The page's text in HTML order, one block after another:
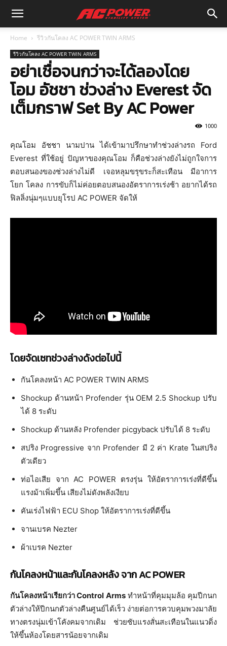
Home รีวิวกันโคลง AC POWER TWIN ARMS
รีวิวกันโคลง AC POWER TWIN ARMS
อย่าเชื่อจนกว่าจะได้ลองโดย
โอม อัชชา ช่วงล่าง Everest จัด
เต็มกราฟ Set By AC Power
1000
คุณโอม อัชชา นามปาน ได้เข้ามาปรึกษาทำช่วงล่างรถ Ford
Everest ที่ใช้อยู่ ปัญหาของคุณโอม ก็คือช่วงล่างยังไม่ถูกใจการ
ตอบสนองของช่วงล่างไม่ดี เจอหลุมขรุขระก็สะเทือน มีอาการ
โยก โคลง การขับก็ไม่ค่อยตอบสนองอัตราการเร่งช้า อยากได้รถ
ฟิลลิ่งนุ่มๆแบบยุโรป AC POWER จัดให้
โดยจัดเซทช่วงล่างดังต่อไปนี้
กันโคลงหน้า AC POWER TWIN ARMS
Shockup ด้านหน้า Profender รุ่น OEM 2.5 Shockup ปรับ
ได้ 8 ระดับ
Shockup ด้านหลัง Profender picgyback ปรับได้ 8 ระดับ
สปริง Progressive จาก Profender มี 2 ค่า Krate ในสปริง
ตัวเดียว
ท่อไอเสีย จาก AC POWER ตรงรุ่น ให้อัตราการเร่งที่ดีขึ้น
แรงม้าเพิ่มขึ้น เสียงไม่ดังพลังเงียบ
คันเร่งไฟฟ้า ECU Shop ให้อัตราการเร่งที่ดีขึ้น
จานเบรค Nezter
ผ้าเบรค Nezter
กันโคลงหน้าและกันโคลงหลัง จาก AC POWER
กันโคลงหน้าเรียกว่า Control Armsทำหน้าที่คุมมุมล้อ คุมปีกนก
ตัวล่างให้ปีกนกตัวล่างคืนศูนย์ได้เร็ว ง่ายต่อการควบคุมพวงมาลัย
ทางตรงนุ่มเข้าโคังคมจากเดิม ช่วยซับแรงสั่นสะเทือนในแนวดิ่ง
ให้ขึ้นห้องโดยสารน้อยจากเดิม